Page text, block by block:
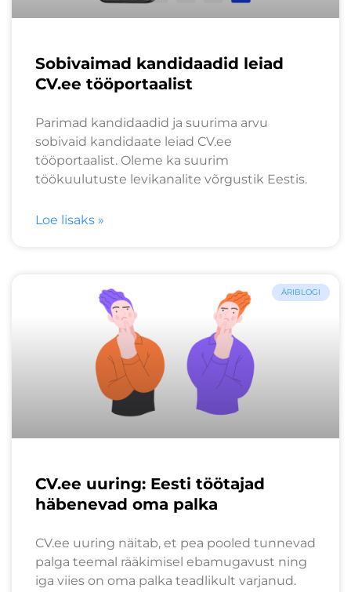
Sobivaimad kandidaadid leiad
CV.ee tööportaalist
Parimad kandidaadid ja suurima arvu
sobivaid kandidaate leiad CV.ee
tööportaalist. Oleme ka suurim
töökuulutuste levikanalite võrgustik Eestis.
Loe lisaks »
ÄRIBLOGI
CV.ee uuring: Eesti töötajad
häbenevad oma palka
CV.ee uuring näitab, et pea pooled tunnevad
palga teemal rääkimisel ebamugavust ning
iga viies on oma palka teadlikult varjanud.